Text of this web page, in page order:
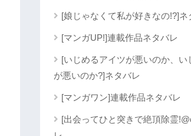
[娘じゃなくて私が好きなの!?]ネ
[マンガUP!]連載作品ネタバレ
[いじめるアイツが悪いのか、い
が悪いのか?]ネタバレ
[マンガワン]連載作品ネタバレ
[出会ってひと突きで絶頂除霊